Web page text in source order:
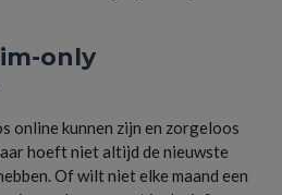
only
online kunnen zijn en zorgeloos
hoeft niet altijd de nieuwste
Of wilt niet elke maand een